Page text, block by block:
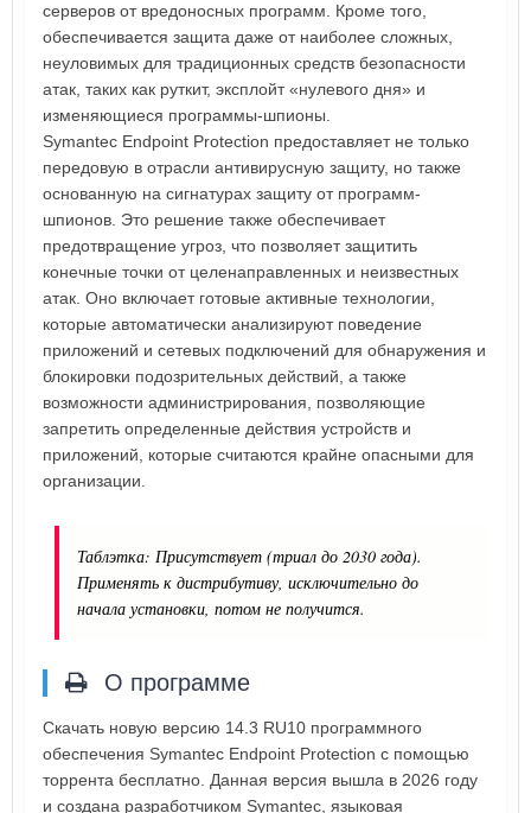
серверов от вредоносных программ. Кроме того,
обеспечивается защита даже от наиболее сложных,
неуловимых для традиционных средств безопасности
атак, таких как руткит, эксплойт «нулевого дня» и
изменяющиеся программы-шпионы.
Symantec Endpoint Protection предоставляет не только
передовую в отрасли антивирусную защиту, но также
основанную на сигнатурах защиту от программ-
шпионов. Это решение также обеспечивает
предотвращение угроз, что позволяет защитить
конечные точки от целенаправленных и неизвестных
атак. Оно включает готовые активные технологии,
которые автоматически анализируют поведение
приложений и сетевых подключений для обнаружения и
блокировки подозрительных действий, а также
возможности администрирования, позволяющие
запретить определенные действия устройств и
приложений, которые считаются крайне опасными для
организации.
Таблэтка: Присутствует (триал до 2030 года).
Применять к дистрибутиву, исключительно до
начала установки, потом не получится.
О программе
Скачать новую версию 14.3 RU10 программного
обеспечения Symantec Endpoint Protection с помощью
торрента бесплатно. Данная версия вышла в 2026 году
и создана разработчиком Symantec, языковая